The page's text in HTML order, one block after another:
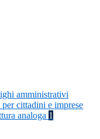
amministrativi
cittadini e imprese
analoga 1